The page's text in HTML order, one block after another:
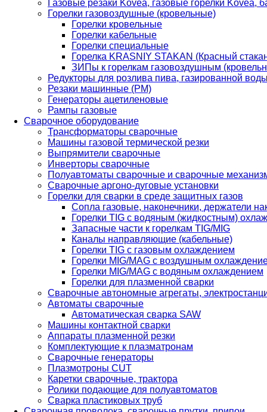
Газовые резаки Kovea, газовые горелки Kovea,
Горелки газовоздушные (кровельные)
Горелки кровельные
Горелки кабельные
Горелки специальные
Горелка KRASNIY STAKAN (Красный
ЗИПы к горелкам газовоздушным
Редукторы для розлива пива, газированной
Резаки машинные (РМ)
Генераторы ацетиленовые
Рампы газовые
Сварочное оборудование
Трансформаторы сварочные
Машины газовой термической резки
Выпрямители сварочные
Инверторы сварочные
Полуавтоматы сварочные и сварочные
Сварочные аргоно-дуговые установки
Горелки для сварки в среде защитных газов
Сопла газовые, наконечники, держатели
Горелки TIG с водяным (жидкостным)
Запасные части к горелкам TIG/MIG
Каналы направляющие (кабельные)
Горелки TIG с газовым охлаждением
Горелки MIG/MAG с воздушным
Горелки MIG/MAG с водяным охлаждением
Горелки для плазменной сварки
Сварочные автономные агрегаты,
Автоматы сварочные
Автоматическая сварка SAW
Машины контактной сварки
Аппараты плазменной резки
Комплектующие к плазматронам
Сварочные генераторы
Плазмотроны CUT
Каретки сварочные, трактора
Ролики подающие для полуавтоматов
Сварка пластиковых труб